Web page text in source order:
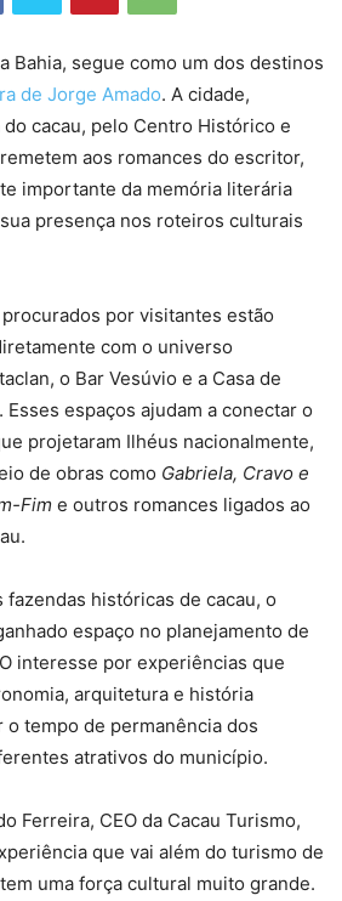
Bahia, segue como um dos destinos
de Jorge Amado. A cidade,
cacau, pelo Centro Histórico e
aos romances do escritor,
importante da memória literária
presença nos roteiros culturais
por visitantes estão
com o universo
o Bar Vesúvio e a Casa de
espaços ajudam a conectar o
projetaram Ilhéus nacionalmente,
de obras como Gabriela, Cravo e
Fim e outros romances ligados ao
fazendas históricas de cacau, o
espaço no planejamento de
interesse por experiências que
arquitetura e história
tempo de permanência dos
atrativos do município.
Ferreira, CEO da Cacau Turismo,
que vai além do turismo de
uma força cultural muito grande.